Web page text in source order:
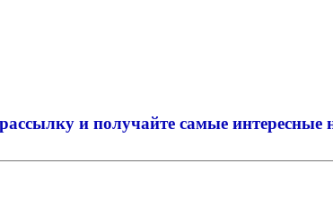
и получайте самые интересные